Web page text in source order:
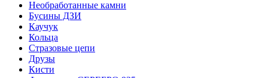
Необработанные камни
Бусины ДЗИ
Каучук
Кольца
Стразовые цепи
Друзы
Кисти